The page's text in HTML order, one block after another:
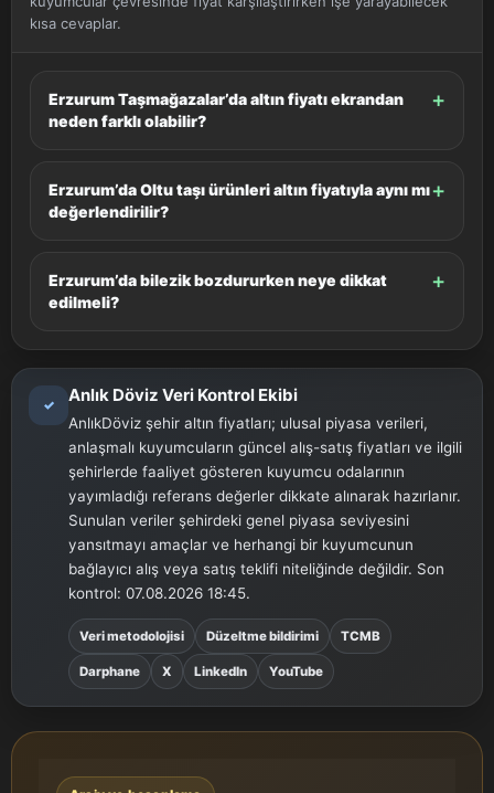
kısa cevaplar.
Erzurum Taşmağazalar’da altın fiyatı ekrandan
neden farklı olabilir?
Erzurum’da Oltu taşı ürünleri altın fiyatıyla aynı mı
değerlendirilir?
Erzurum’da bilezik bozdururken neye dikkat
edilmeli?
✓ Anlık Döviz Veri Kontrol Ekibi
AnlıkDöviz şehir altın fiyatları; ulusal piyasa verileri,
anlaşmalı kuyumcuların güncel alış-satış fiyatları ve ilgili
şehirlerde faaliyet gösteren kuyumcu odalarının
yayımladığı referans değerler dikkate alınarak hazırlanır.
Sunulan veriler şehirdeki genel piyasa seviyesini
yansıtmayı amaçlar ve herhangi bir kuyumcunun
bağlayıcı alış veya satış teklifi niteliğinde değildir. Son
kontrol: 07.08.2026 18:45.
Veri metodolojisi Düzeltme bildirimi TCMB
Darphane X LinkedIn YouTube